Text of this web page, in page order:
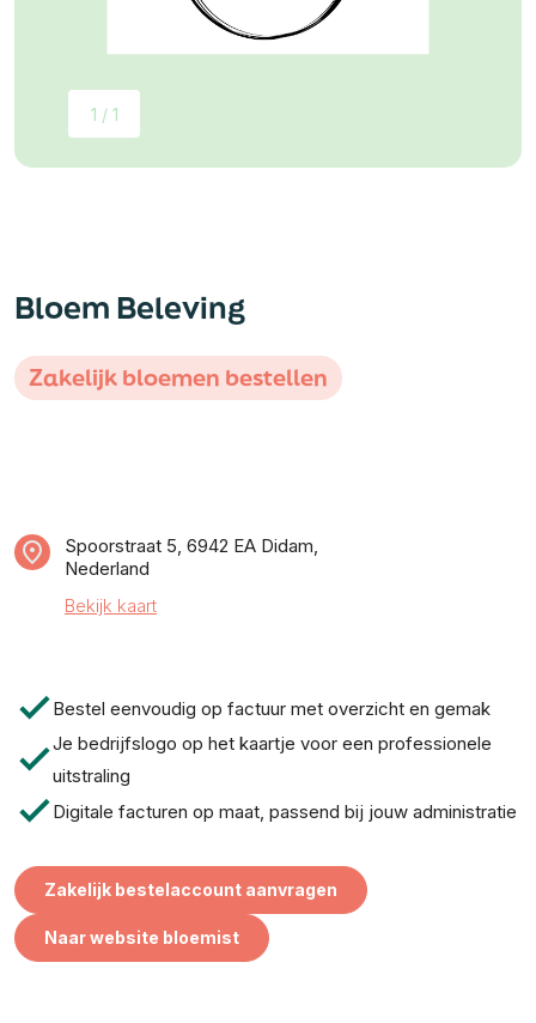
1 / 1
Bloem Beleving
Zakelijk bloemen bestellen
Spoorstraat 5, 6942 EA Didam,
Nederland
Bekijk kaart
checkBestel eenvoudig op factuur met overzicht en gemak
checkJe bedrijfslogo op het kaartje voor een professionele
uitstraling
checkDigitale facturen op maat, passend bij jouw administratie
Zakelijk bestelaccount aanvragen
Naar website bloemist